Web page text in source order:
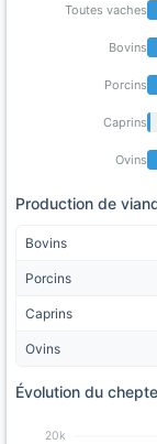
Toutes vaches
Bovins
Porcins
Caprins
Ovins
Production de
Bovins
Porcins
Caprins
Ovins
Évolution du
20k